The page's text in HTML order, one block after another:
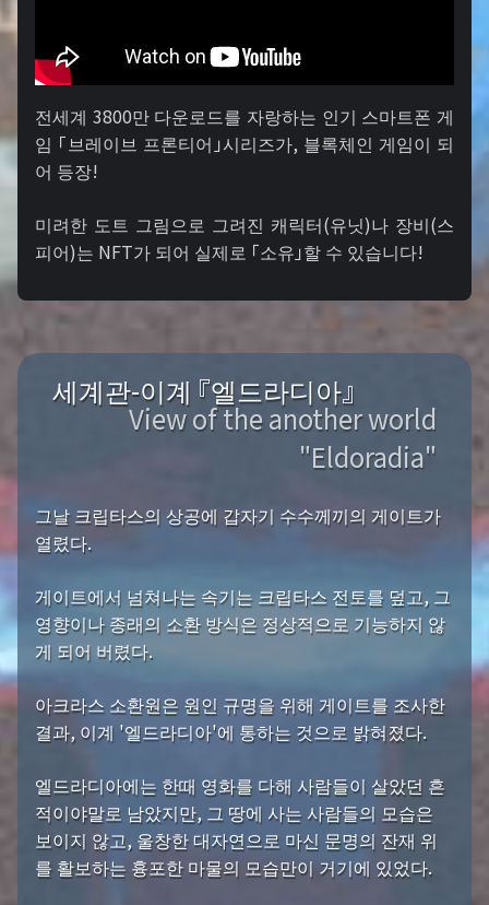
전세계 3800만 다운로드를 자랑하는 인기 스마트폰 게
임 「브레이브 프론티어」시리즈가, 블록체인 게임이 되
어 등장!
미려한 도트 그림으로 그려진 캐릭터(유닛)나 장비(스
피어)는 NFT가 되어 실제로 「소유」할 수 있습니다!
세계관-이계 『엘드라디아』
View of the another world
"Eldoradia"
그날 크립타스의 상공에 갑자기 수수께끼의 게이트가
열렸다.
게이트에서 넘쳐나는 속기는 크립타스 전토를 덮고, 그
영향이나 종래의 소환 방식은 정상적으로 기능하지 않
게 되어 버렸다.
아크라스 소환원은 원인 규명을 위해 게이트를 조사한
결과, 이계 '엘드라디아'에 통하는 것으로 밝혀졌다.
엘드라디아에는 한때 영화를 다해 사람들이 살았던 흔
적이야말로 남았지만, 그 땅에 사는 사람들의 모습은
보이지 않고, 울창한 대자연으로 마신 문명의 잔재 위
를 활보하는 흉포한 마물의 모습만이 거기에 있었다.